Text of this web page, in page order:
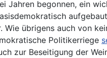
Jahren begonnen, ein
übrigens auch von
Politikerriege
zur Beseitigung der